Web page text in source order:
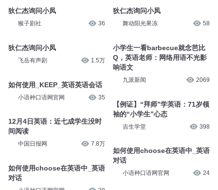
狄仁杰询问小凤
猴子剧社 36
狄仁杰询问小凤
飞岳有声剧 1.5万
如何使用_KEEP_英语英语会话
小语种口语网官网 35
12月4日英语：近七成学生没时
间阅读
中国日报网 7.8万
如何使用choose在英语中_英语
对话
狄仁杰询问小凤
舞动阳光果冻 58
小学生一看barbecue就念芭比
Q，英语老师：网络用语不光影
响语文
九派新闻 2069
【例证】“拜师”学英语：71岁领
袖的“小学生”心态
吉生学堂 398
如何使用choose在英语中_英语
对话
小语种口语网官网 24